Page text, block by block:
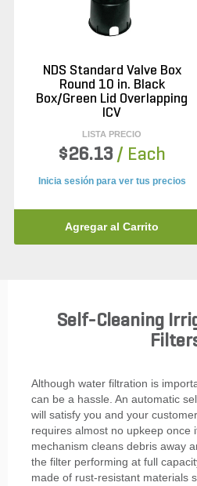
NDS Standard Valve Box
Round 10 in. Black
Box/Green Lid Overlapping
ICV
LISTA PRECIO
$26.13 / Each
Inicia sesión para ver tus precios
Agregar al Carrito
Self-Cleaning
Although water filtration is
can be a hassle. An automatic
will satisfy you and your
requires almost no upkeep once
mechanism cleans debris away
the filter performing at full
made of rust-resistant materials